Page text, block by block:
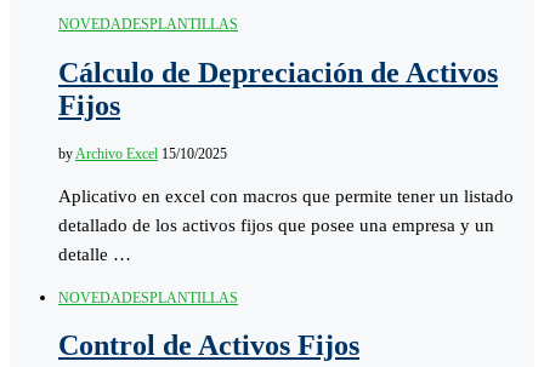
NOVEDADESPLANTILLAS
Cálculo de Depreciación de Activos
Fijos
by Archivo Excel 15/10/2025
Aplicativo en excel con macros que permite tener un listado
detallado de los activos fijos que posee una empresa y un
detalle …
NOVEDADESPLANTILLAS
Control de Activos Fijos